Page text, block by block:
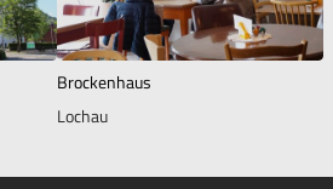
Brockenhaus
Lochau